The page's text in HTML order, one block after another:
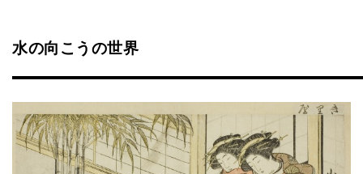
水の向こうの世界